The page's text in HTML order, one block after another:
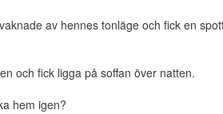
av hennes tonläge och fick en
och fick ligga på soffan över natten.
hem igen?